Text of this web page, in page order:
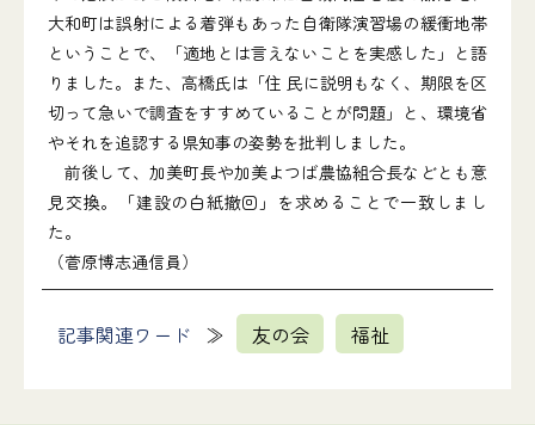
大和町は誤射による着弾もあった自衛隊演習場の緩衝地帯
ということで、「適地とは言えないことを実感した」と語
りました。また、高橋氏は「住 民に説明もなく、期限を区
切って急いで調査をすすめていることが問題」と、環境省
やそれを追認する県知事の姿勢を批判しました。
前後して、加美町長や加美よつば農協組合長などとも意
見交換。「建設の白紙撤回」を求めることで一致しまし
た。
（菅原博志通信員）
記事関連ワード 友の会 福祉